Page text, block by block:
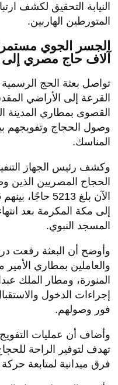
النيابة التحقيق لكشف
المتورطين الهاربين.
آلاف حاج مصري إلى
تواصل بعثة الحج
القرعة إلى الأراضي
القصوى بمطاري المدينة
وصول الحجاج وتفويجهم
المناسك.
وكشف رئيس الجهاز
الحجاج المصريين الذين
إلى مكة المكرمة بعد
المسجد النبوي.
وأوضح أن البعثة رفعت
والعاملين بمطاري الأمير
المنورة، ومطار الملك
إجراءات الدخول
فور وصولهم.
وأضاف أن عمليات
تهدف لتوفير الراحة
فرق ميدانية لمتابعة حركة